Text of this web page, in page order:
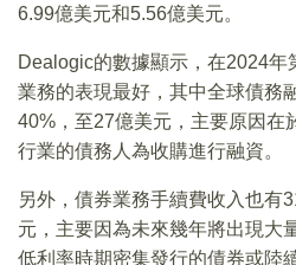
6.99億美元和5.56億美元。
Dealogic的數據顯示，在2024年
業務的表現最好，其中全球債務
40%，至27億美元，主要原因在
行業的債務人為收購進行融資。
另外，債券業務手續費收入也有
元，主要因為未來幾年將出現大
低利率時期密集發行的債券或陸